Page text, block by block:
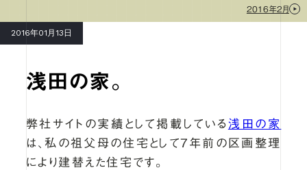
2016年2月
2016年01月13日
浅田の家。
弊社サイトの実績として掲載している 浅田の家
は、私の祖父母の住宅として7年前の区画整理
により建替えた住宅です。